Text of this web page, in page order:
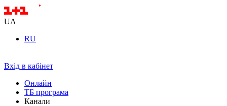
UA
RU
Вхід в кабінет
Онлайн
ТБ програма
Канали